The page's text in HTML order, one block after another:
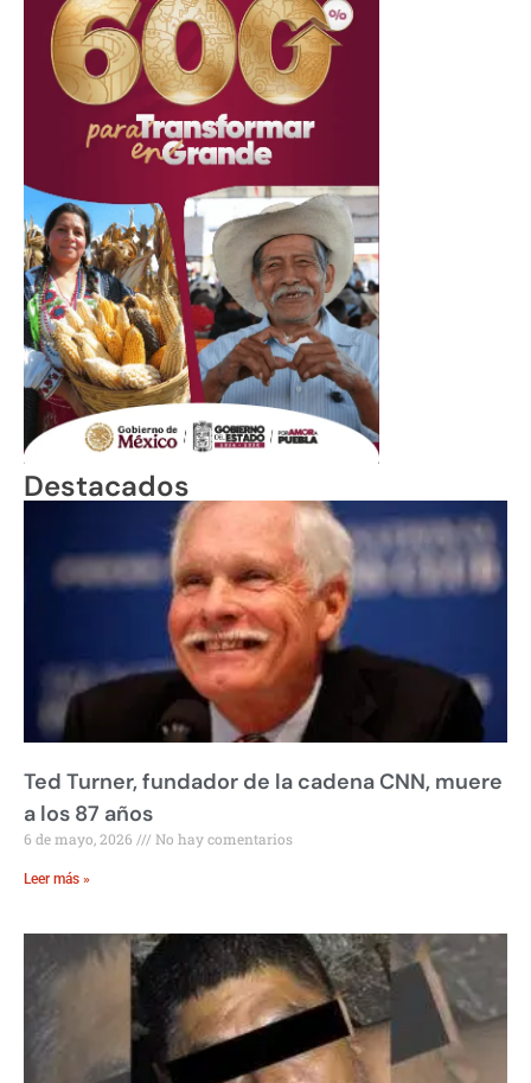
Destacados
Ted Turner, fundador de la cadena CNN, muere
a los 87 años
6 de mayo, 2026 No hay comentarios
Leer más »